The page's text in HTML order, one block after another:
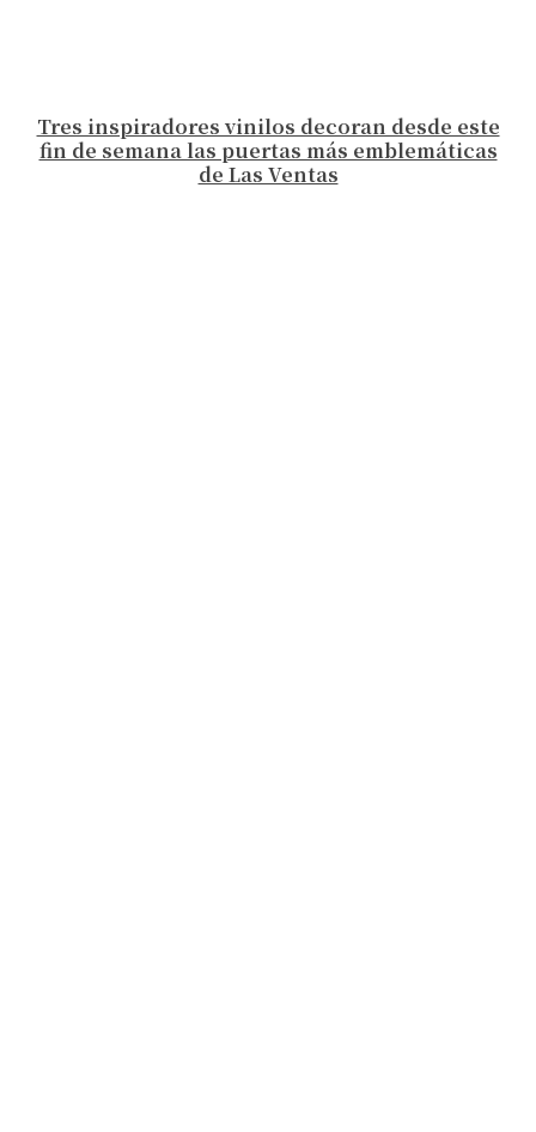
Tres inspiradores vinilos decoran desde este
fin de semana las puertas más emblemáticas
de Las Ventas